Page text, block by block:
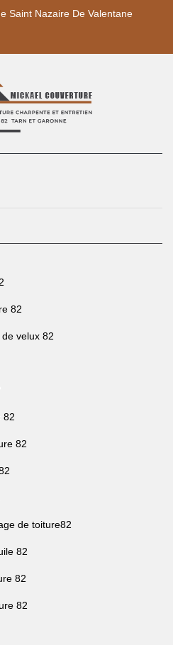
Saint Nazaire De Valentane
82
velux 82
82
82
de toiture82
82
82
82